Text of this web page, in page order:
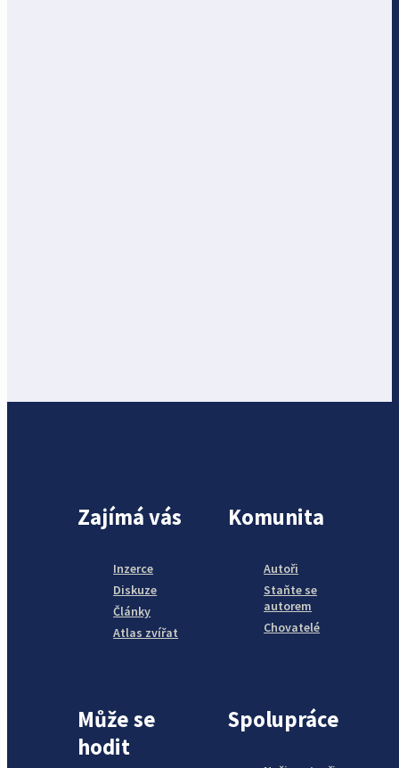
Zajímá vás
Inzerce
Diskuze
Články
Atlas zvířat
Komunita
Autoři
Staňte se
autorem
Chovatelé
Může se
hodit
Spolupráce